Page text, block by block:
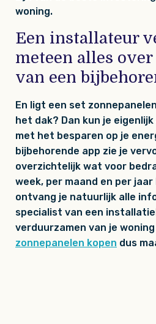
woning.
Een installateur
meteen alles
van een
En ligt een set
het dak? Dan kun je
met het besparen op je
bijbehorende app zie je
overzichtelijk wat voor
week, per maand en per
ontvang je natuurlijk alle
specialist van een
verduurzamen van je
zonnepanelen kopen dus